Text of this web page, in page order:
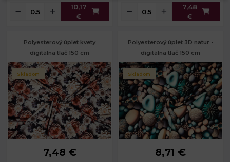
10,17
€
7,48
€
Polyesterový úplet kvety
digitálna tlač 150 cm
Skladom
7,48 €
Polyesterový úplet 3D natur -
digitálna tlač 150 cm
Skladom
8,71 €